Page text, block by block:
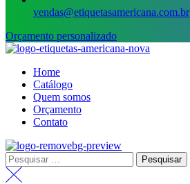
vendas@etiquetasamericana.com.br
Orçamento personalizado
Menu
Home
Catálogo
Quem somos
Orçamento
Contato
Pesquisar
por: